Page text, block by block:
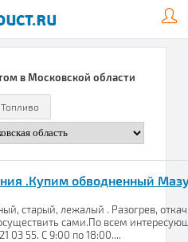
в Московской области
.Купим обводненный
старый, лежалый . Разогрев,
сами.По всем
03 55. С 9:00 по 18:00....